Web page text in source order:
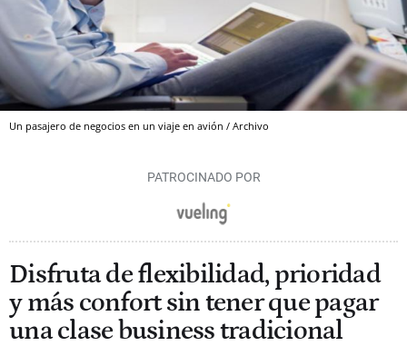
Un pasajero de negocios en un viaje en avión / Archivo
PATROCINADO POR
Disfruta de flexibilidad, prioridad
y más confort sin tener que pagar
una clase business tradicional